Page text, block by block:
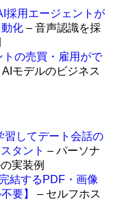
採用エージェントが
化 – 音声認識を採
の売買・雇用がで
AIモデルのビジネス
習してデート会話の
タント – パーソナ
実装例
結するPDF・画像
要】
– セルフホス